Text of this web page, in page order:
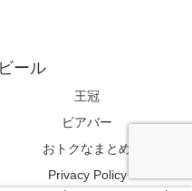
ール
王冠
ビアバー
おトクなまとめ
Privacy Policy